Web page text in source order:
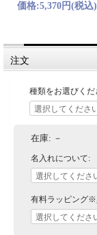
価格:5,370円(税込)
注文
種類をお選びくだ
在庫: －
名入れについて:
有料ラッピング